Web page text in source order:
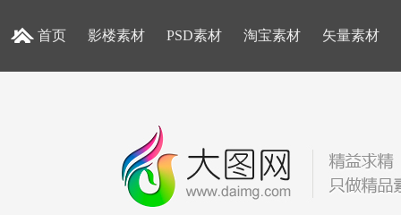
首页 影楼素材 PSD素材 淘宝素材 矢量素材